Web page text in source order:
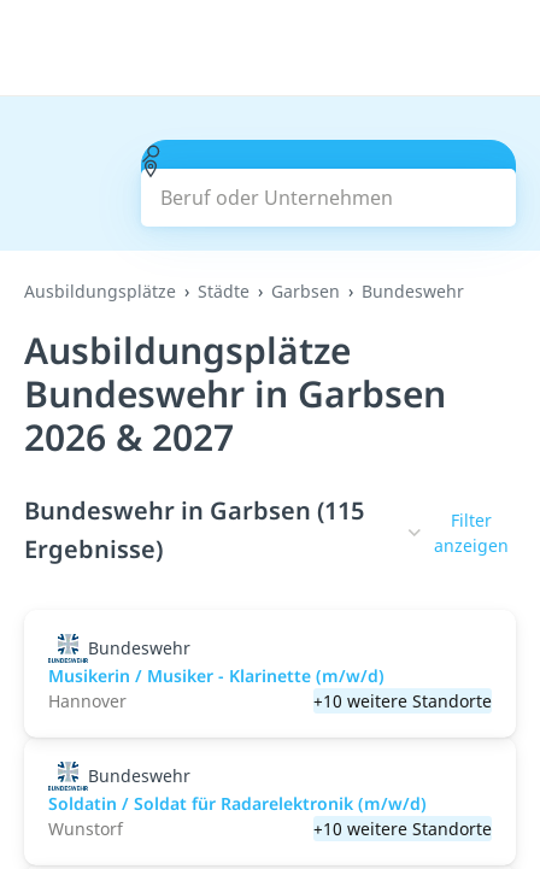
Beruf oder Unternehmen
Suchen
Ausbildungsplätze Städte Garbsen Bundeswehr
Ausbildungsplätze
Bundeswehr in Garbsen
2026 & 2027
Bundeswehr in Garbsen (115
Ergebnisse)
Filter
anzeigen
Bundeswehr
Musikerin / Musiker - Klarinette (m/w/d)
Hannover
+10 weitere Standorte
Bundeswehr
Soldatin / Soldat für Radarelektronik (m/w/d)
Wunstorf
+10 weitere Standorte